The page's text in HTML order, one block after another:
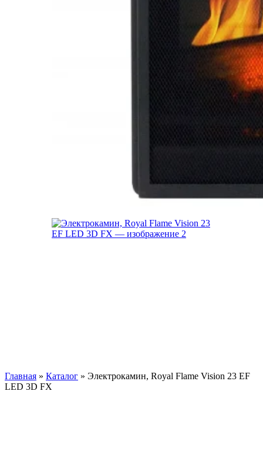
Главная » Каталог » Электрокамин, Royal Flame Vision 23 EF
LED 3D FX